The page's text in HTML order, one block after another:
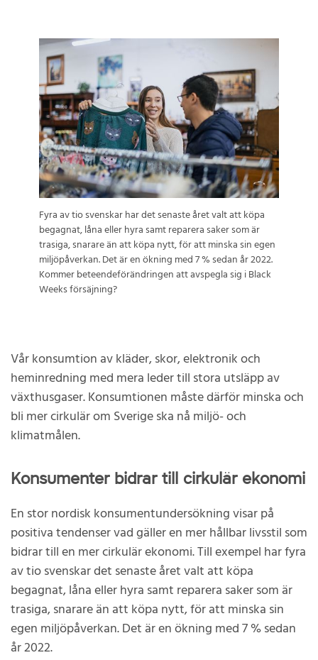
Fyra av tio svenskar har det senaste året valt att köpa
begagnat, låna eller hyra samt reparera saker som är
trasiga, snarare än att köpa nytt, för att minska sin egen
miljöpåverkan. Det är en ökning med 7 % sedan år 2022.
Kommer beteendeförändringen att avspegla sig i Black
Weeks försäjning?
Vår konsumtion av kläder, skor, elektronik och
heminredning med mera leder till stora utsläpp av
växthusgaser. Konsumtionen måste därför minska och
bli mer cirkulär om Sverige ska nå miljö- och
klimatmålen.
Konsumenter bidrar till cirkulär ekonomi
En stor nordisk konsumentundersökning visar på
positiva tendenser vad gäller en mer hållbar livsstil som
bidrar till en mer cirkulär ekonomi. Till exempel har fyra
av tio svenskar det senaste året valt att köpa
begagnat, låna eller hyra samt reparera saker som är
trasiga, snarare än att köpa nytt, för att minska sin
egen miljöpåverkan. Det är en ökning med 7 % sedan
år 2022.